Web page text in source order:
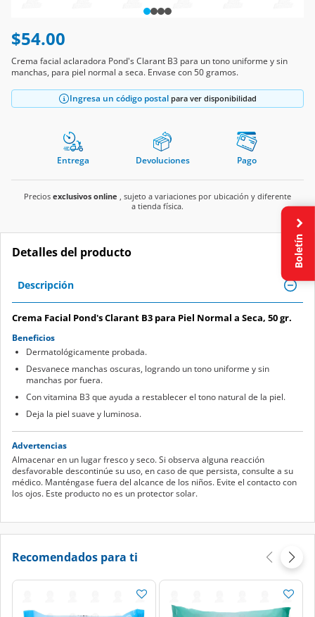
$54.00
Crema facial aclaradora Pond's Clarant B3 para un tono uniforme y sin
manchas, para piel normal a seca. Envase con 50 gramos.
Ingresa un código postal para ver disponibilidad
Entrega Devoluciones Pago
Precios exclusivos online , sujeto a variaciones por ubicación y diferente
a tienda física.
Detalles del producto
Descripción
Crema Facial Pond's Clarant B3 para Piel Normal a Seca, 50 gr.
Beneficios
Dermatológicamente probada.
Desvanece manchas oscuras, logrando un tono uniforme y sin
manchas por fuera.
Con vitamina B3 que ayuda a restablecer el tono natural de la piel.
Deja la piel suave y luminosa.
Advertencias
Almacenar en un lugar fresco y seco. Si observa alguna reacción
desfavorable descontinúe su uso, en caso de que persista, consulte a su
médico. Manténgase fuera del alcance de los niños. Evite el contacto con
los ojos. Este producto no es un protector solar.
Recomendados para ti
Boletín